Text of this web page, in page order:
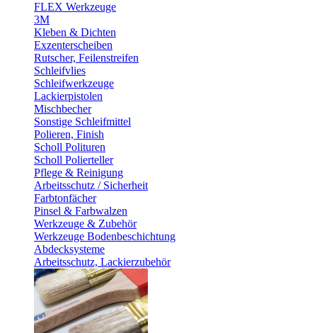
FLEX Werkzeuge
3M
Kleben & Dichten
Exzenterscheiben
Rutscher, Feilenstreifen
Schleifvlies
Schleifwerkzeuge
Lackierpistolen
Mischbecher
Sonstige Schleifmittel
Polieren, Finish
Scholl Polituren
Scholl Polierteller
Pflege & Reinigung
Arbeitsschutz / Sicherheit
Farbtonfächer
Pinsel & Farbwalzen
Werkzeuge & Zubehör
Werkzeuge Bodenbeschichtung
Abdecksysteme
Arbeitsschutz, Lackierzubehör